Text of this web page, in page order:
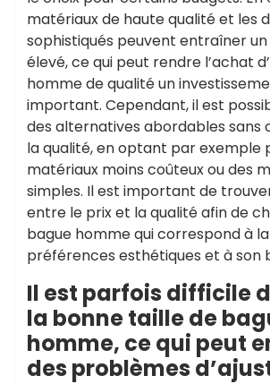
matériaux de haute qualité et les
sophistiqués peuvent entraîner
élevé, ce qui peut rendre l’achat
homme de qualité un
important. Cependant, il est
des alternatives abordables
la qualité, en optant par exemple
matériaux moins coûteux ou des
simples. Il est important de
entre le prix et la qualité afin de
bague homme qui correspond à la
préférences esthétiques et à son
Il est parfois difficile
la bonne taille de
homme, ce qui peut
des problèmes